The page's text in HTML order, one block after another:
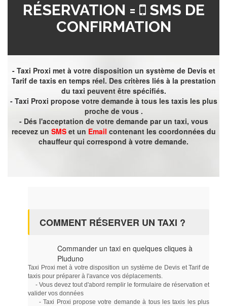
RÉSERVATION =
SMS DE
CONFIRMATION
- Taxi Proxi met à votre disposition un système de Devis et
Tarif de taxis en temps réel. Des critères liés à la prestation
du taxi peuvent être spécifiés.
- Taxi Proxi propose votre demande à tous les taxis les plus
proche de vous .
- Dés l'acceptation de votre demande par un taxi, vous
recevez un SMSet un Email contenant les coordonnées du
chauffeur qui correspond à votre demande.
COMMENT RÉSERVER UN TAXI ?
Commander un taxi en quelques cliques à
Pluduno
Taxi Proxi met à votre disposition un système de Devis et Tarif de
taxis pour préparer à l'avance vos déplacements.
- Vous devez tout d'abord remplir le formulaire de réservation et
valider vos données
- Taxi Proxi propose votre demande à tous les taxis les plus